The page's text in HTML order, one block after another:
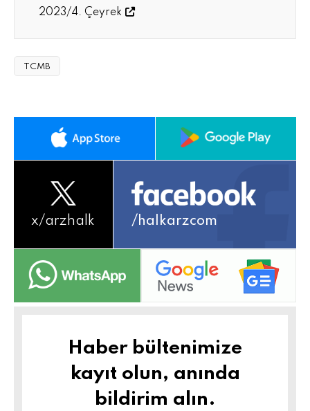
2023/4. Çeyrek
TCMB
x/arzhalk /halkarzcom
Haber bültenimize
kayıt olun, anında
bildirim alın.